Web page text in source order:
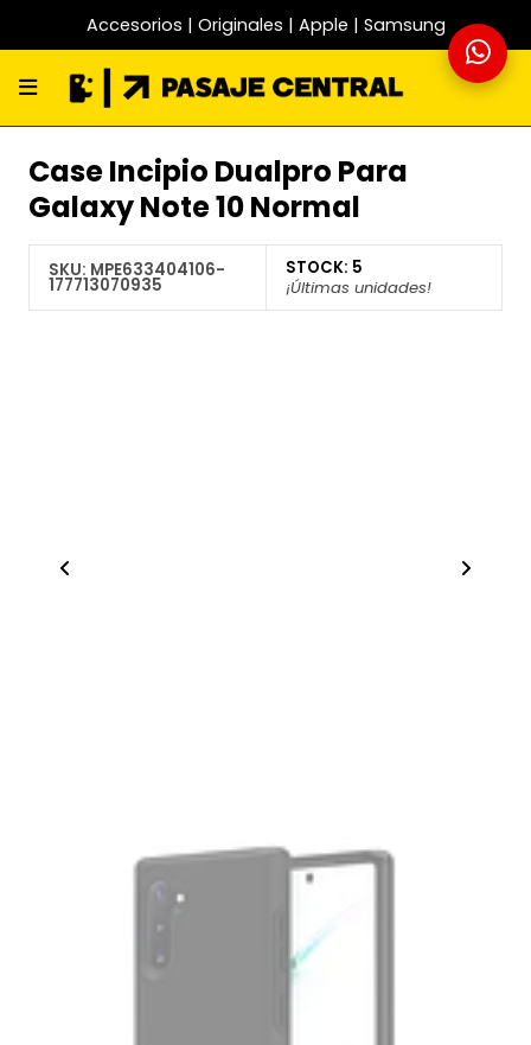
Accesorios | Originales | Apple | Samsung
Case Incipio Dualpro Para
Galaxy Note 10 Normal
SKU: MPE633404106-
177713070935
STOCK: 5
¡Últimas unidades!